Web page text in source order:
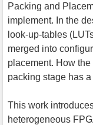
Packing and
implement. In the
look-up-tables
merged into
placement. How
packing stage has
This work
heterogeneous